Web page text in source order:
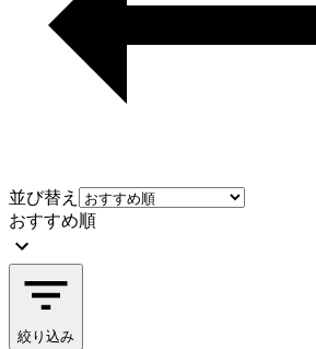
並び替え
おすすめ順
絞り込み